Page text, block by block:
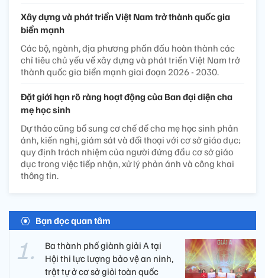
Xây dựng và phát triển Việt Nam trở thành quốc gia
biển mạnh
Các bộ, ngành, địa phương phấn đấu hoàn thành các
chỉ tiêu chủ yếu về xây dựng và phát triển Việt Nam trở
thành quốc gia biển mạnh giai đoạn 2026 - 2030.
Đặt giới hạn rõ ràng hoạt động của Ban đại diện cha
mẹ học sinh
Dự thảo cũng bổ sung cơ chế để cha mẹ học sinh phản
ánh, kiến nghị, giám sát và đối thoại với cơ sở giáo dục;
quy định trách nhiệm của người đứng đầu cơ sở giáo
dục trong việc tiếp nhận, xử lý phản ánh và công khai
thông tin.
Bạn đọc quan tâm
Ba thành phố giành giải A tại
Hội thi lực lượng bảo vệ an ninh,
trật tự ở cơ sở giỏi toàn quốc